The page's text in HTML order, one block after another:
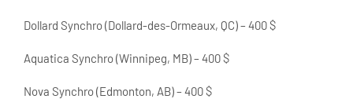
Dollard Synchro (Dollard-des-Ormeaux, QC) – 400 $
Aquatica Synchro (Winnipeg, MB) – 400 $
Nova Synchro (Edmonton, AB) – 400 $